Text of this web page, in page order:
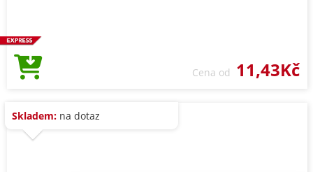
Cena od 11,43Kč
Skladem: na dotaz